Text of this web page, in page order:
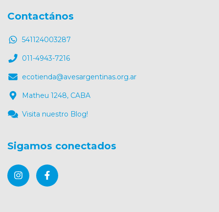
Contactános
541124003287
011-4943-7216
ecotienda@avesargentinas.org.ar
Matheu 1248, CABA
Visita nuestro Blog!
Sigamos conectados